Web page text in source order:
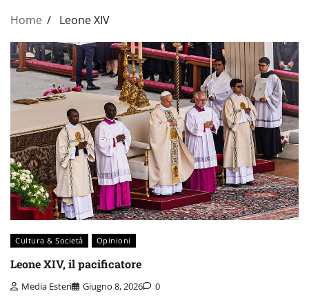
Home Leone XIV
Cultura & Società Opinioni
Leone XIV, il pacificatore
Media Esteri Giugno 8, 2026 0